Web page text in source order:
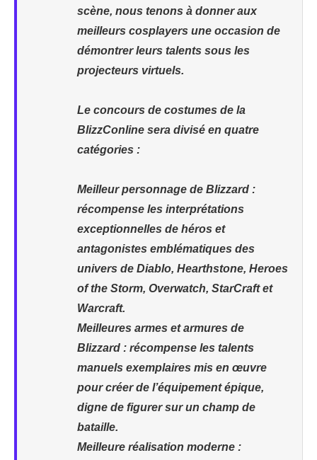
scène, nous tenons à donner aux
meilleurs cosplayers une occasion de
démontrer leurs talents sous les
projecteurs virtuels.
Le concours de costumes de la
BlizzConline sera divisé en quatre
catégories :
Meilleur personnage de Blizzard :
récompense les interprétations
exceptionnelles de héros et
antagonistes emblématiques des
univers de Diablo, Hearthstone, Heroes
of the Storm, Overwatch, StarCraft et
Warcraft.
Meilleures armes et armures de
Blizzard : récompense les talents
manuels exemplaires mis en œuvre
pour créer de l’équipement épique,
digne de figurer sur un champ de
bataille.
Meilleure réalisation moderne :